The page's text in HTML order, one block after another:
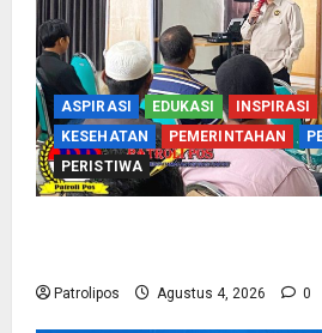
ASPIRASI EDUKASI INSPIRASI
KESEHATAN
PEMERINTAHAN
PERISTIWA
Patrolipos Agustus 4, 2026 0